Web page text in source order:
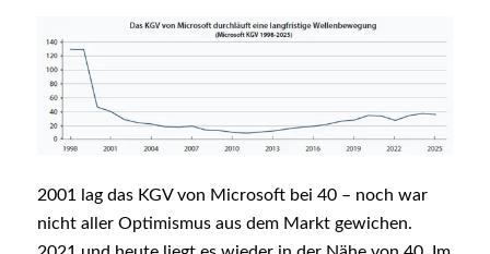
2001 lag das KGV von Microsoft bei 40 – noch war
nicht aller Optimismus aus dem Markt gewichen.